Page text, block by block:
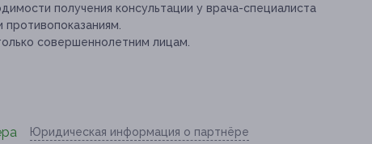
получения консультации у врача-специалиста
совершеннолетним лицам.
Юридическая информация о партнёре